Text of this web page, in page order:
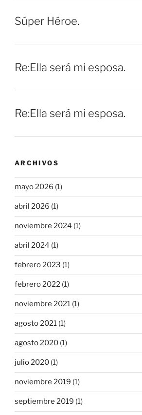
Súper Héroe.
Re:Ella será mi esposa.
Re:Ella será mi esposa.
ARCHIVOS
mayo 2026 (1)
abril 2026 (1)
noviembre 2024 (1)
abril 2024 (1)
febrero 2023 (1)
febrero 2022 (1)
noviembre 2021 (1)
agosto 2021 (1)
agosto 2020 (1)
julio 2020 (1)
noviembre 2019 (1)
septiembre 2019 (1)